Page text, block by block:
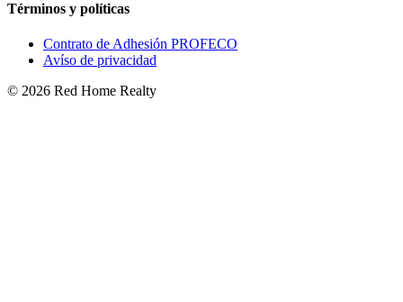
Términos y políticas
Contrato de Adhesión PROFECO
Avíso de privacidad
© 2026 Red Home Realty